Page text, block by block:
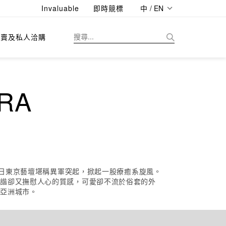
Invaluable 即時競標 中 / EN
及私人洽購
京藝壇堪稱異軍突起，掀起一股療癒系旋風。
卻又撫慰人心的質感，可愛卻不流於俗套的外
洲城市。